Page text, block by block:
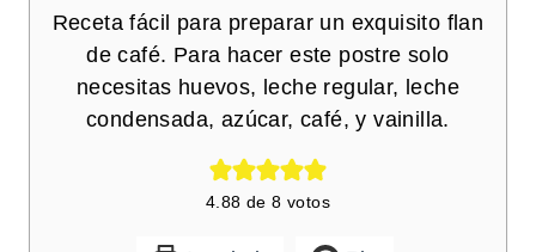
Receta fácil para preparar un exquisito flan
de café. Para hacer este postre solo
necesitas huevos, leche regular, leche
condensada, azúcar, café, y vainilla.
4.88 de8 votos